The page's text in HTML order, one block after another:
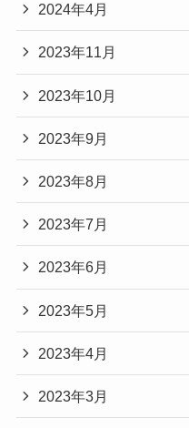
2024年4月
2023年11月
2023年10月
2023年9月
2023年8月
2023年7月
2023年6月
2023年5月
2023年4月
2023年3月